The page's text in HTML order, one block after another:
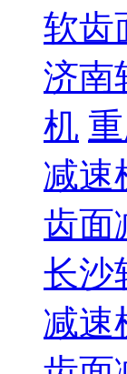
软齿
济南
机
减速
齿面
长沙
减速